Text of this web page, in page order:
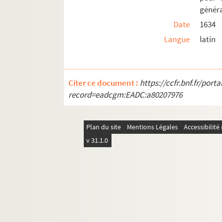
1. « Catalogue des papiers importans
5. Trois lettres de Marie de Bourgogne
7. Lettre d'anoblissement donnée à
19. Instructions pour la remise du
21. Titre du grade de général de
25. Lettre de noblesse accordée aux
26. Translation de Guillaume du siège
Date
1634
Langue
latin
Citer ce document : https://ccfr.bnf.fr/
record=eadcgm:EADC:a80207976
Plan du site Mentions Légales
v 31.1.0